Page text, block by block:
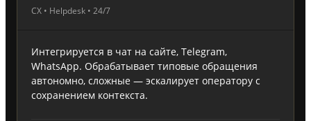
CX • Helpdesk • 24/7
Интегрируется в чат на сайте, Telegram,
WhatsApp. Обрабатывает типовые обращения
автономно, сложные — эскалирует оператору с
сохранением контекста.